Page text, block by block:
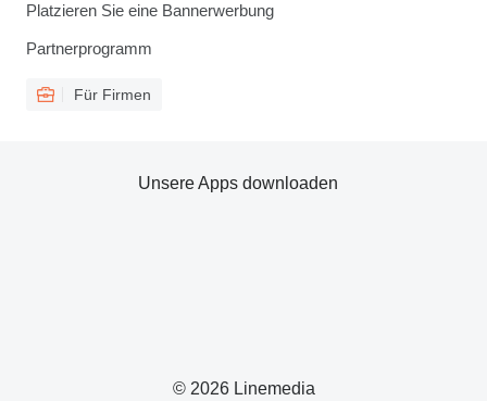
Platzieren Sie eine Bannerwerbung
Partnerprogramm
Für Firmen
© 2026 Linemedia
Unsere Apps downloaden